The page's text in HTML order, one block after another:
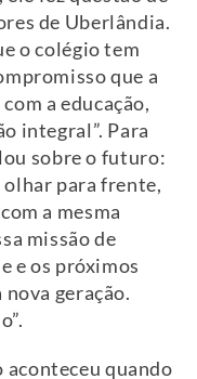
de Uberlândia.
o colégio tem
que a
a educação,
integral”. Para
sobre o futuro:
olhar para frente,
a mesma
missão de
e os próximos
geração.
quando